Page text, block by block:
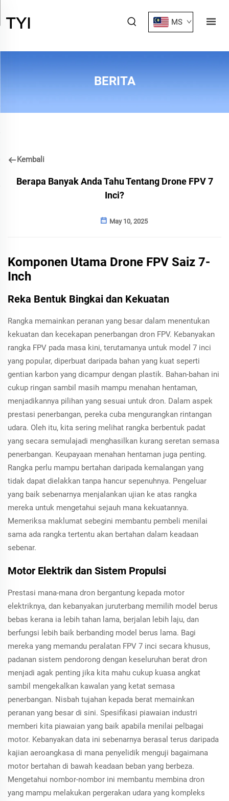
MS
BERITA
Kembali
Berapa Banyak Anda Tahu Tentang Drone FPV 7
Inci?
May 10, 2025
Komponen Utama Drone FPV Saiz 7-
Inch
Reka Bentuk Bingkai dan Kekuatan
Rangka memainkan peranan yang besar dalam menentukan
kekuatan dan kecekapan penerbangan dron FPV. Kebanyakan
rangka FPV pada masa kini, terutamanya untuk model 7 inci
yang popular, diperbuat daripada bahan yang kuat seperti
gentian karbon yang dicampur dengan plastik. Bahan-bahan ini
cukup ringan sambil masih mampu menahan hentaman,
menjadikannya pilihan yang sesuai untuk dron. Dalam aspek
prestasi penerbangan, pereka cuba mengurangkan rintangan
udara. Oleh itu, kita sering melihat rangka berbentuk padat
yang secara semulajadi menghasilkan kurang seretan semasa
penerbangan. Keupayaan menahan hentaman juga penting.
Rangka perlu mampu bertahan daripada kemalangan yang
tidak dapat dielakkan tanpa hancur sepenuhnya. Pengeluar
yang baik sebenarnya menjalankan ujian ke atas rangka
mereka untuk mengetahui sejauh mana kekuatannya.
Memeriksa maklumat sebegini membantu pembeli menilai
sama ada rangka tertentu akan bertahan dalam keadaan
sebenar.
Motor Elektrik dan Sistem Propulsi
Prestasi mana-mana dron bergantung kepada motor
elektriknya, dan kebanyakan juruterbang memilih model berus
bebas kerana ia lebih tahan lama, berjalan lebih laju, dan
berfungsi lebih baik berbanding model berus lama. Bagi
mereka yang memandu peralatan FPV 7 inci secara khusus,
padanan sistem pendorong dengan keseluruhan berat dron
menjadi agak penting jika kita mahu cukup kuasa angkat
sambil mengekalkan kawalan yang ketat semasa
penerbangan. Nisbah tujahan kepada berat memainkan
peranan yang besar di sini. Spesifikasi piawaian industri
memberi kita piawaian yang baik apabila menilai pelbagai
motor. Kebanyakan data ini sebenarnya berasal terus daripada
kajian aeroangkasa di mana penyelidik menguji bagaimana
motor bertahan di bawah keadaan beban yang berbeza.
Mengetahui nombor-nombor ini membantu membina dron
yang mampu melakukan pergerakan udara yang kompleks